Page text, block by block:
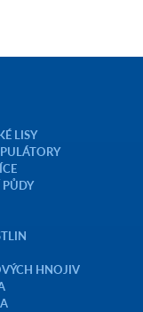
LISY
HNOJIV